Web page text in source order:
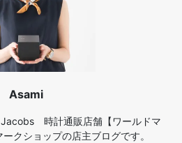
Asami
時計通販店舗【ワールドマ
クショップの店主ブログです。